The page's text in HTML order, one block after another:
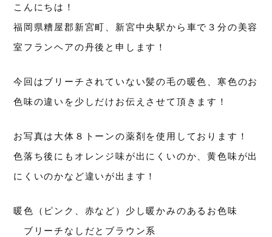
こんにちは！
福岡県糟屋郡新宮町、新宮中央駅から車で３分の美容
室フランヘアの丹後と申します！
今回はブリーチされていない髪の毛の暖色、寒色のお
色味の違いを少しだけお伝えさせて頂きます！
お写真は大体８トーンの薬剤を使用しております！
色落ち後にもオレンジ味が出にくいのか、黄色味が出
にくいのかなど違いが出ます！
暖色（ピンク、赤など）少し暖かみのあるお色味
ブリーチなしだとブラウン系